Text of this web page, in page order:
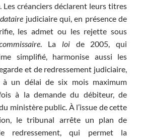
. Les créanciers déclarent leurs titres
judiciaire qui, en présence de
les admet ou les rejette sous
. La loide 2005, qui
simplifié, harmonise aussi les
et de redressement judiciaire,
un délai de six mois maximum
à la demande du débiteur, de
ministère public. À l’issue de cette
le tribunal arrête un plan de
redressement, qui permet la